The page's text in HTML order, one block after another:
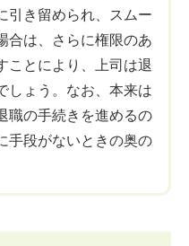
引き留められ、スムー
合は、さらに権限のあ
ことにより、上司は退
しょう。なお、本来は
職の手続きを進めるの
手段がないときの奥の